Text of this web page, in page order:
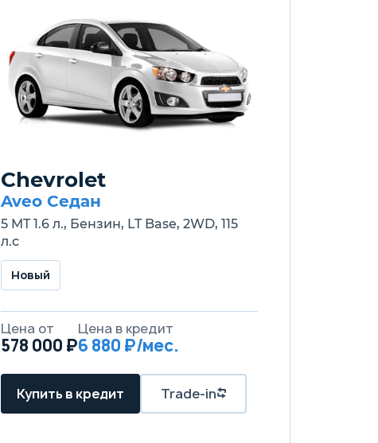
Chevrolet
Aveo Седан
5 MT 1.6 л., Бензин, LT Base, 2WD, 115
л.с
Новый
Цена от
578 000 ₽
Цена в кредит
6 880 ₽/мес.
Купить в кредит Trade-in